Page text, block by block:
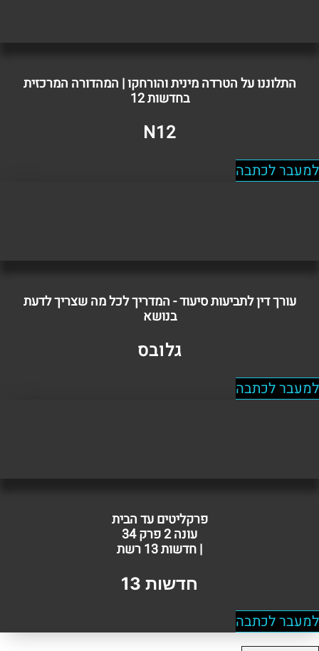
התלוננו על הטרדה מינית והורחקו | המהדורה המרכזית
בחדשות 12
N12
למעבר לכתבה
עורך דין לתביעות סיעוד - המדריך לכל מה שצריך לדעת
בנושא
גלובס
למעבר לכתבה
פרקליטים עד הבית
עונה 2 פרק 34
| חדשות 13 רשת
חדשות 13
למעבר לכתבה